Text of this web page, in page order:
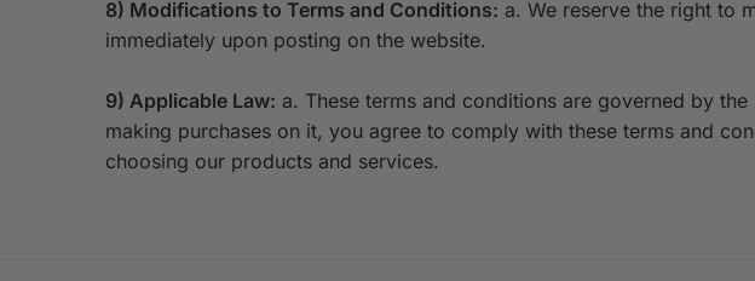
8) Modifications to Terms and Conditions: a. We reserve the right to
immediately upon posting on the website.
9) Applicable Law: a. These terms and conditions are governed by
making purchases on it, you agree to comply with these terms and
choosing our products and services.